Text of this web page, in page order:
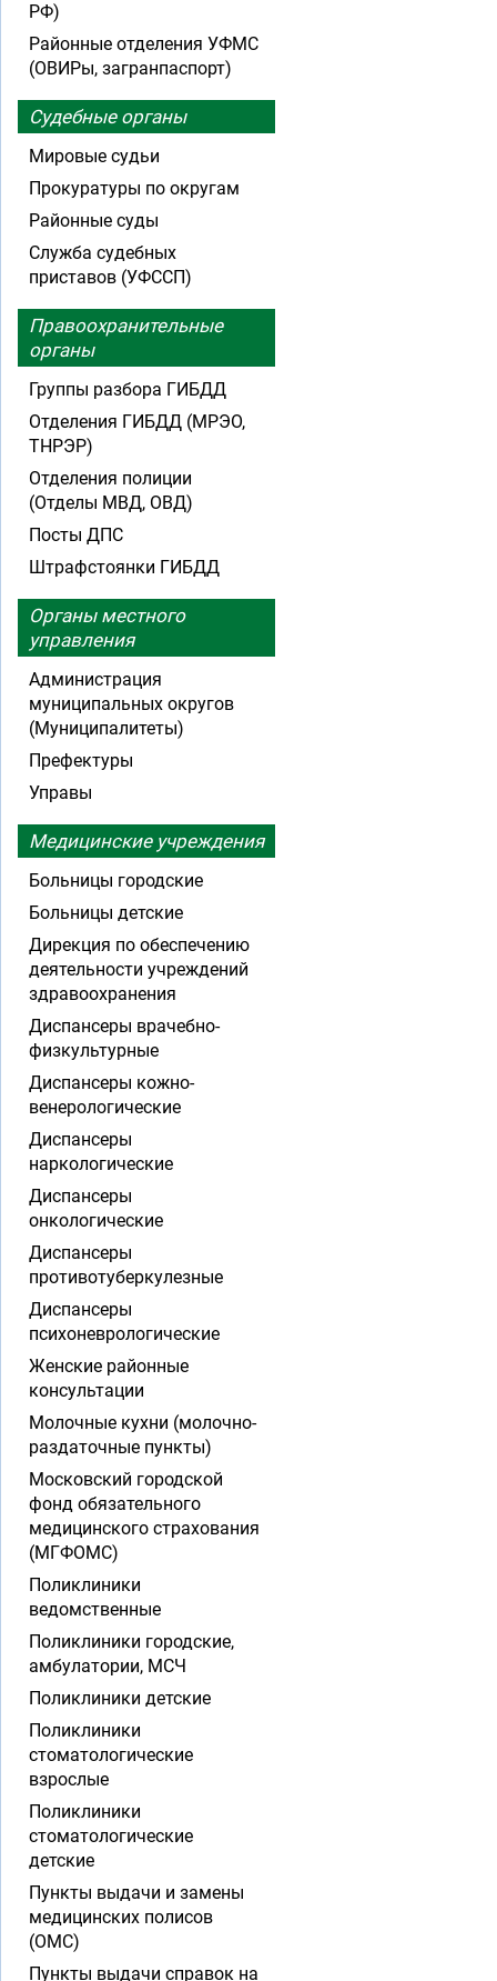
РФ)
Районные отделения УФМС
(ОВИРы, загранпаспорт)
Судебные органы
Мировые судьи
Прокуратуры по округам
Районные суды
Служба судебных
приставов (УФССП)
Правоохранительные
органы
Группы разбора ГИБДД
Отделения ГИБДД (МРЭО,
ТНРЭР)
Отделения полиции
(Отделы МВД, ОВД)
Посты ДПС
Штрафстоянки ГИБДД
Органы местного
управления
Администрация
муниципальных округов
(Муниципалитеты)
Префектуры
Управы
Медицинские учреждения
Больницы городские
Больницы детские
Дирекция по обеспечению
деятельности учреждений
здравоохранения
Диспансеры врачебно-
физкультурные
Диспансеры кожно-
венерологические
Диспансеры
наркологические
Диспансеры
онкологические
Диспансеры
противотуберкулезные
Диспансеры
психоневрологические
Женские районные
консультации
Молочные кухни (молочно-
раздаточные пункты)
Московский городской
фонд обязательного
медицинского страхования
(МГФОМС)
Поликлиники
ведомственные
Поликлиники городские,
амбулатории, МСЧ
Поликлиники детские
Поликлиники
стоматологические
взрослые
Поликлиники
стоматологические
детские
Пункты выдачи и замены
медицинских полисов
(ОМС)
Пункты выдачи справок на